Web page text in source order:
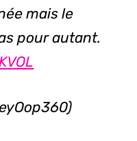
mais le
pour autant.